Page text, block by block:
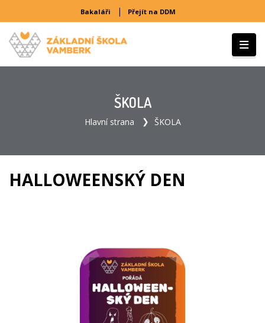
Bakaláři | Přejít na DDM
ŠKOLA
Hlavní strana ŠKOLA
HALLOWEENSKÝ DEN